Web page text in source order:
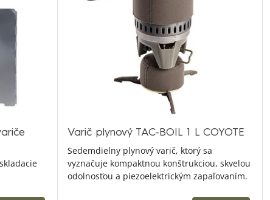
Varič plynový TAC-BOIL 1 L COYOTE
Sedemdielny plynový varič, ktorý sa
vyznačuje kompaktnou konštrukciou, skvelou
odolnosťou a piezoelektrickým zapaľovaním.